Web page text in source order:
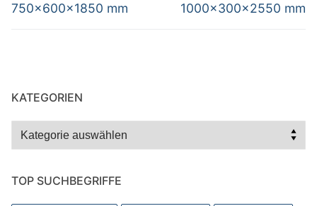
750x600x1850 mm
1000x300x2550 mm
KATEGORIEN
Kategorien
TOP SUCHBEGRIFFE